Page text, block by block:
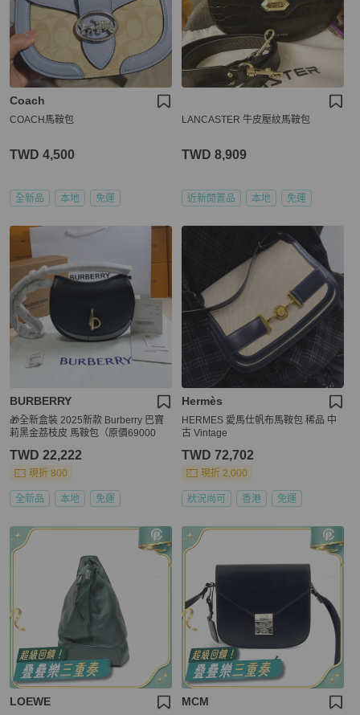
Coach
COACH馬鞍包
TWD 4,500
全新品 本地 免運
LANCASTER 牛皮壓紋馬鞍包
TWD 8,909
近新閒置品 本地 免運
BURBERRY
🎁全新盒裝 2025新款 Burberry 巴寶
莉黑金荔枝皮 馬鞍包（原價69000
TWD 22,222
現折 800
全新品 本地 免運
Hermès
HERMES 愛馬仕帆布馬鞍包 稀品 中
古 Vintage
TWD 72,702
現折 2,000
狀況尚可 香港 免運
LOEWE MCM